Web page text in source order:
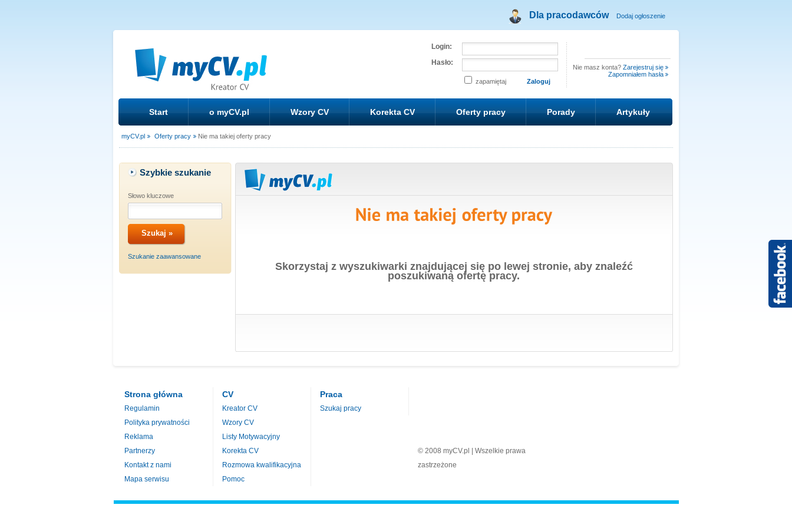
Dla pracodawców Dodaj ogłoszenie
Login:
Hasło:
zapamiętaj
Nie masz konta? Zarejestruj się
Zapomniałem hasła
Start o myCV.pl Wzory CV Korekta CV Oferty pracy Porady Artykuły
myCV.pl Oferty pracy Nie ma takiej oferty pracy
Szybkie szukanie
Słowo kluczowe
Szukanie zaawansowane
Skorzystaj z wyszukiwarki znajdującej się po lewej stronie, aby znaleźć
poszukiwaną ofertę pracy.
Strona główna
Regulamin
Polityka prywatności
Reklama
Partnerzy
Kontakt z nami
Mapa serwisu
CV
Kreator CV
Wzory CV
Listy Motywacyjny
Korekta CV
Rozmowa kwalifikacyjna
Pomoc
Praca
Szukaj pracy
© 2008 myCV.pl | Wszelkie prawa
zastrzeżone